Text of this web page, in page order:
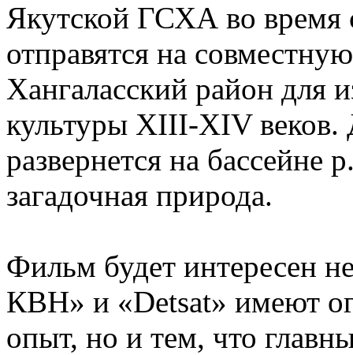
Якутской ГСХА во время
отправятся на
Хангаласский район для
культуры XIII-XIV веков.
развернется на бассейне
загадочная природа.
Фильм будет интересен
КВН» и «Detsat» имеют
опыт, но и тем, что